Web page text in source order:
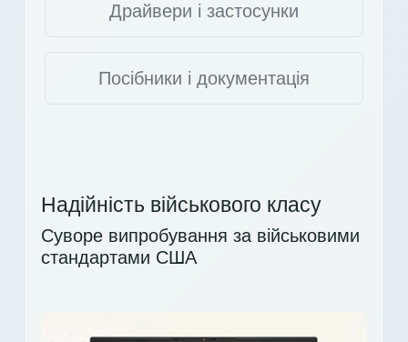
Драйвери і застосунки
Посібники і документація
Надійність військового класу
Суворе випробування за військовими
стандартами США